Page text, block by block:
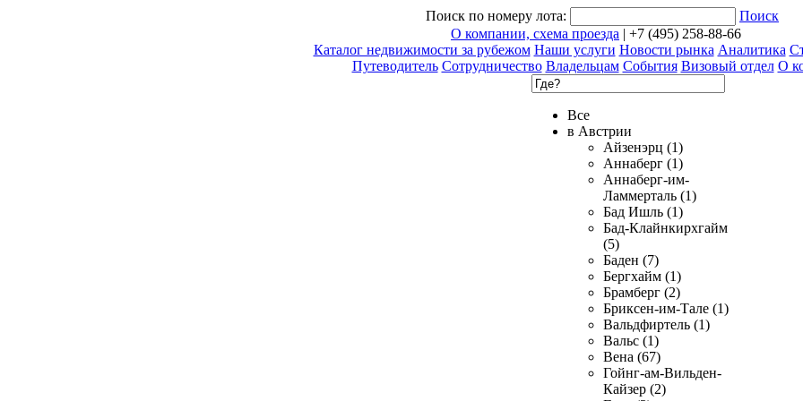
Поиск по номеру лота:
Поиск
О компании, схема проезда | +7 (495) 258-88-66
Каталог недвижимости за рубежом Наши услуги Новости рынка Аналитика
Путеводитель Сотрудничество Владельцам События Визовый отдел О
Все
в Австрии
Айзенэрц (1)
Аннаберг (1)
Аннаберг-им-
Ламмерталь (1)
Бад Ишль (1)
Бад-Клайнкирхгайм
(5)
Баден (7)
Бергхайм (1)
Брамберг (2)
Бриксен-им-Тале (1)
Вальдфиртель (1)
Вальс (1)
Вена (67)
Гойнг-ам-Вильден-
Кайзер (2)